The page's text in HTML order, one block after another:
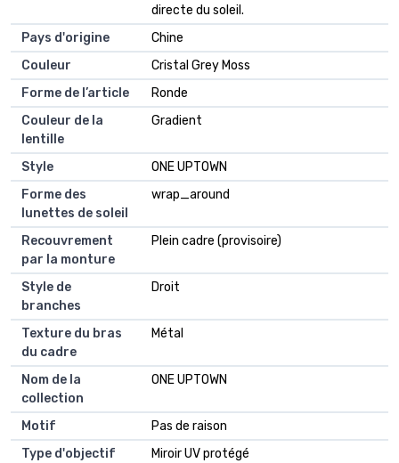
directe du soleil.
Pays d'origine
Chine
Couleur
Cristal Grey Moss
Forme de l’article
Ronde
Couleur de la
lentille
Gradient
Style
ONE UPTOWN
Forme des
lunettes de soleil
wrap_around
Recouvrement
par la monture
Plein cadre (provisoire)
Style de
branches
Droit
Texture du bras
du cadre
Métal
Nom de la
collection
ONE UPTOWN
Motif
Pas de raison
Type d'objectif
Miroir UV protégé